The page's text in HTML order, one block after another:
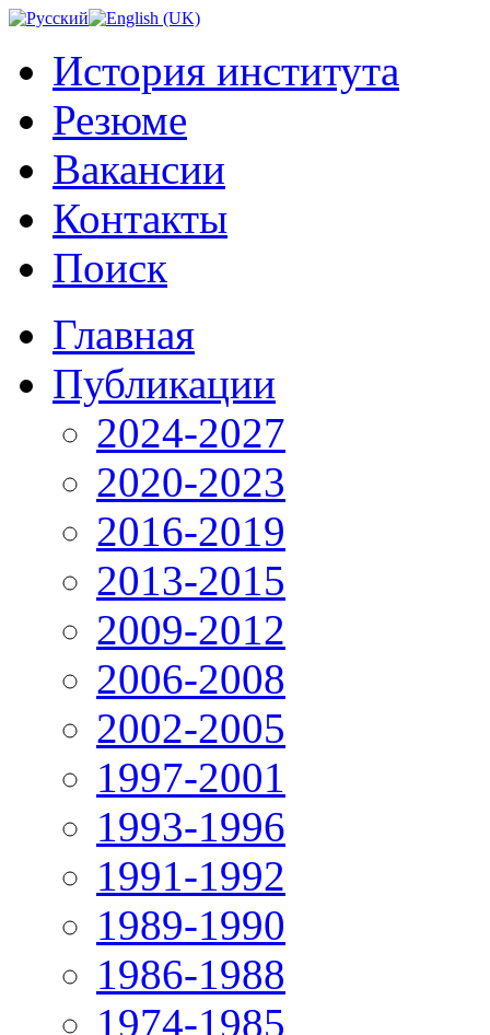
История института
Резюме
Вакансии
Контакты
Поиск
Главная
Публикации
2024-2027
2020-2023
2016-2019
2013-2015
2009-2012
2006-2008
2002-2005
1997-2001
1993-1996
1991-1992
1989-1990
1986-1988
1974-1985